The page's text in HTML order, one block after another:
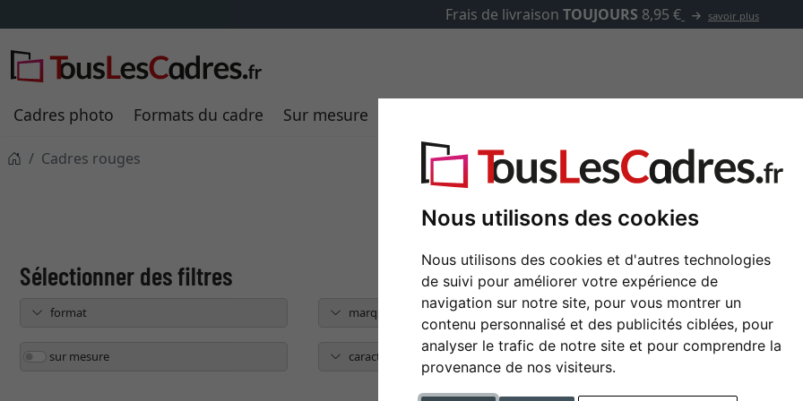
Nous utilisons des cookies
Nous utilisons des cookies et d'autres technologies
de suivi pour améliorer votre expérience de
navigation sur notre site, pour vous montrer un
contenu personnalisé et des publicités ciblées, pour
analyser le trafic de notre site et pour comprendre la
provenance de nos visiteurs.
Cadres photo Formats du cadre Sur mesure
Cadres rouges
format marque type de cadre
sur mesure caractéristique largeur du profil